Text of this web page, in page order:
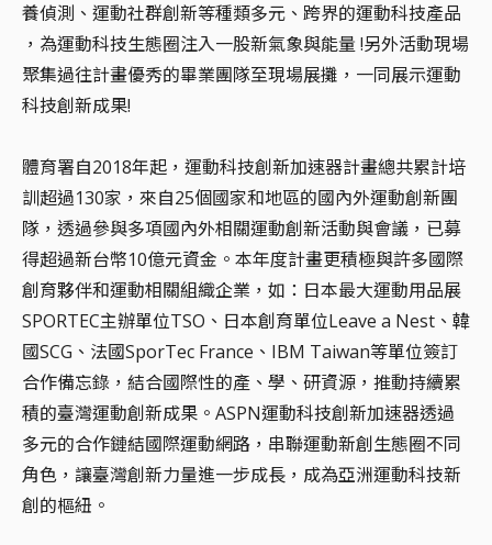
養偵測、運動社群創新等種類多元、跨界的運動科技產品
，為運動科技生態圈注入一股新氣象與能量 !另外活動現場
聚集過往計畫優秀的畢業團隊至現場展攤，一同展示運動
科技創新成果!
體育署自2018年起，運動科技創新加速器計畫總共累計培
訓超過130家，來自25個國家和地區的國內外運動創新團
隊，透過參與多項國內外相關運動創新活動與會議，已募
得超過新台幣10億元資金。本年度計畫更積極與許多國際
創育夥伴和運動相關組織企業，如：日本最大運動用品展
SPORTEC主辦單位TSO、日本創育單位Leave a Nest、韓
國SCG、法國SporTec France、IBM Taiwan等單位簽訂
合作備忘錄，結合國際性的產、學、研資源，推動持續累
積的臺灣運動創新成果。ASPN運動科技創新加速器透過
多元的合作鏈結國際運動網路，串聯運動新創生態圈不同
角色，讓臺灣創新力量進一步成長，成為亞洲運動科技新
創的樞紐。